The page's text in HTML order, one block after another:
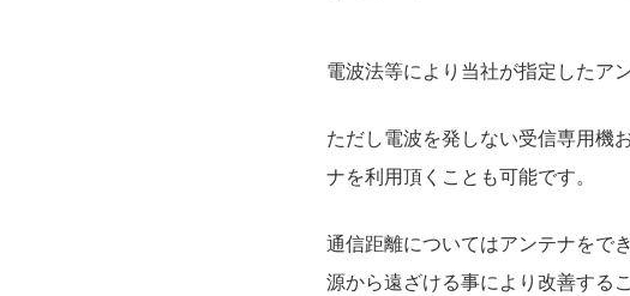
電波法等により当社が指定したア
ただし電波を発しない受信専用機
ナを利用頂くことも可能です。
通信距離についてはアンテナをで
源から遠ざける事により改善する